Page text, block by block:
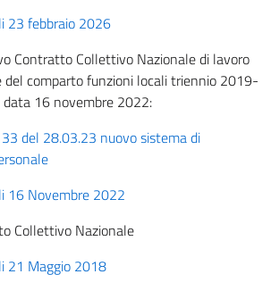
23 febbraio 2026
Contratto Collettivo Nazionale di lavoro
del comparto funzioni locali triennio 2019-
16 novembre 2022:
del 28.03.23 nuovo sistema di
16 Novembre 2022
Collettivo Nazionale
21 Maggio 2018